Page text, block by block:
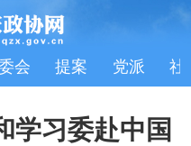
会 提案 党派 社
学习委赴中国